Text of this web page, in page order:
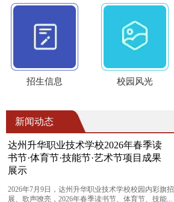
招生信息 校园风光
新闻动态
达州升华职业技术学校2026年春季读
书节·体育节·技能节·艺术节项目成果
展示
2026年7月9日，达州升华职业技术学校校园内彩旗招
展、歌声嘹亮，2026年春季读书节、体育节、技能...